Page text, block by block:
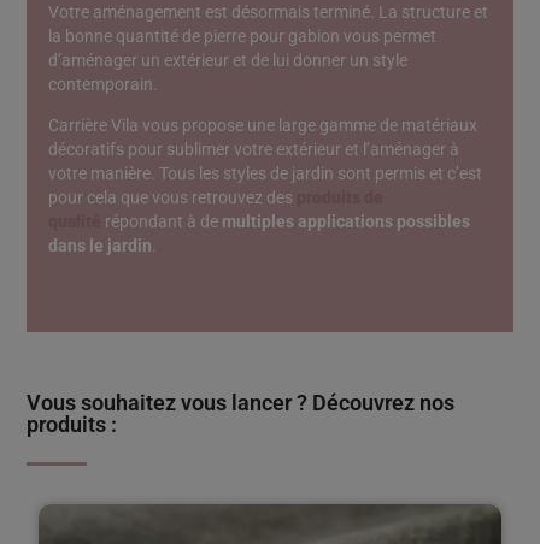
Votre aménagement est désormais terminé. La structure et
la bonne quantité de pierre pour gabion vous permet
d’aménager un extérieur et de lui donner un style
contemporain.
Carrière Vila vous propose une large gamme de matériaux
décoratifs pour sublimer votre extérieur et l’aménager à
votre manière. Tous les styles de jardin sont permis et c’est
pour cela que vous retrouvez des
répondant à de multiples applications possibles
dans le jardin
Vous souhaitez vous lancer ? Découvrez nos
produits :